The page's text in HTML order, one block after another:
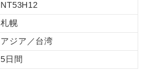
NT53H12
札幌
アジア／台湾
5日間